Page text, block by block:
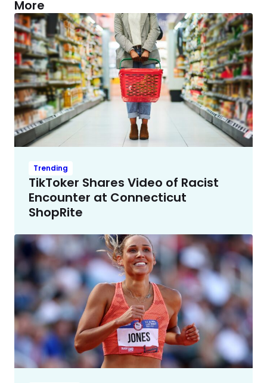
More
Trending
TikToker Shares Video of Racist
Encounter at Connecticut
ShopRite